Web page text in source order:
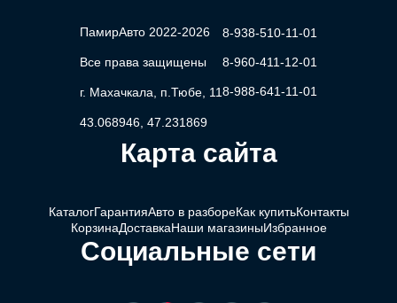
ПамирАвто 2022-2026
Все права защищены
г. Махачкала, п.Тюбе, 11
43.068946, 47.231869
8-938-510-11-01
8-960-411-12-01
8-988-641-11-01
Карта сайта
КаталогГарантияАвто в разбореКак купитьКонтакты
КорзинаДоставкаНаши магазиныИзбранное
Социальные сети